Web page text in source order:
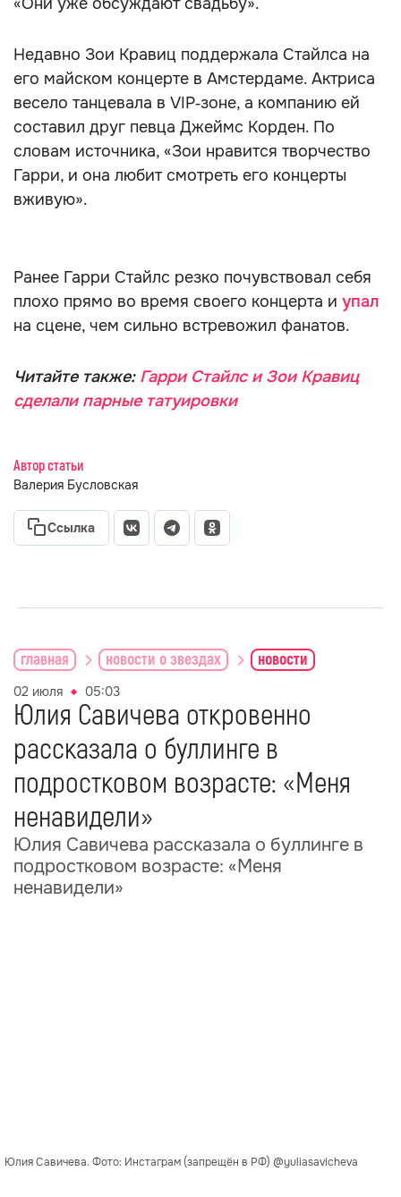
Недавно Зои Кравиц поддержала Стайлса на
его майском концерте в Амстердаме. Актриса
весело танцевала в VIP‑зоне, а компанию ей
составил друг певца Джеймс Корден. По
словам источника, «Зои нравится творчество
Гарри, и она любит смотреть его концерты
вживую».
Ранее Гарри Стайлс резко почувствовал себя
плохо прямо во время своего концерта и упал
на сцене, чем сильно встревожил фанатов.
Читайте также: Гарри Стайлс и Зои Кравиц
сделали парные татуировки
Автор статьи
Валерия Бусловская
Ссылка
главная новости о звездах новости
02 июля 05:03
Юлия Савичева откровенно
рассказала о буллинге в
подростковом возрасте: «Меня
ненавидели»
Юлия Савичева рассказала о буллинге в
подростковом возрасте: «Меня
ненавидели»
Юлия Савичева. Фото: Инстаграм (запрещён в РФ) @yuliasavicheva